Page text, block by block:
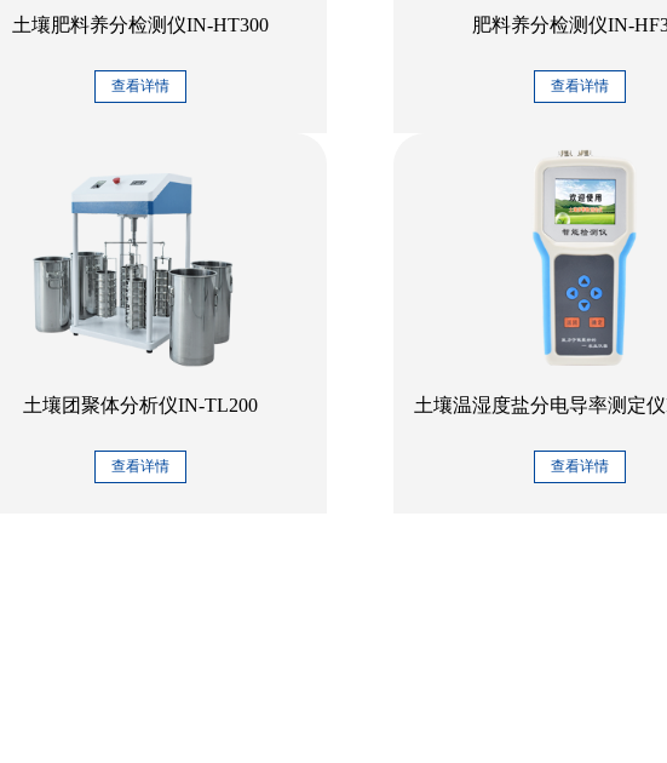
土壤肥料养分检测仪IN-HT300
查看详情
肥料养分检测仪IN-
查看详情
土壤团聚体分析仪IN-TL200
查看详情
土壤温湿度盐分电导率测定
查看详情